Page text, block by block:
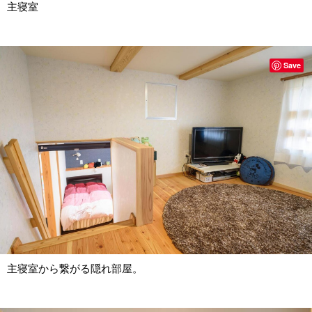
主寝室
主寝室から繋がる隠れ部屋。
Save